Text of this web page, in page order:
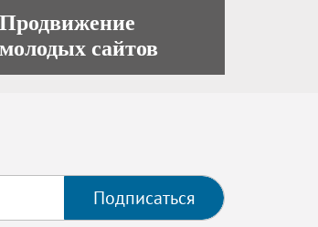
Продвижение
молодых сайтов
Подписаться